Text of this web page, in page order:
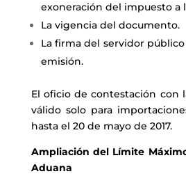
exoneración del impuesto a
La vigencia del documento.
La firma del servidor
emisión.
El oficio de contestación con
válido solo para
hasta el 20 de mayo de 2017.
Ampliación del Límite
Aduana